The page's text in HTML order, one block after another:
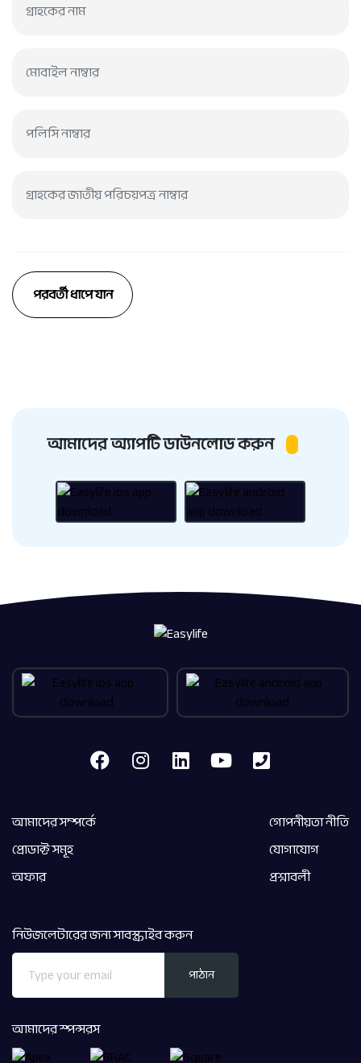
পরবর্তী ধাপে যান
আমাদের অ্যাপটি ডাউনলোড করুন
আমাদের সম্পর্কে
প্রোডাক্ট সমূহ
অফার
গোপনীয়তা নীতি
যোগাযোগ
প্রশ্নাবলী
নিউজলেটারের জন্য সাবস্ক্রাইব করুন
পাঠান
আমাদের স্পন্সরস